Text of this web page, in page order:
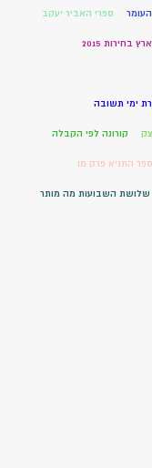
ספרי האביר יעקב
בחירות 2015
ימי תשובה
קורונה לפי הקבלה
התניא פרק מו
שלושת השבועות מה מותר